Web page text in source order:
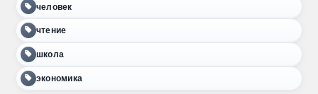
человек
чтение
школа
экономика